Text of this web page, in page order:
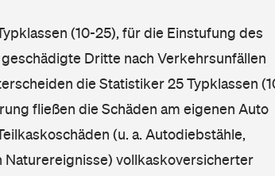
(10-25), für die Einstufung des
Dritte nach Verkehrsunfällen
die Statistiker 25 Typklassen
fließen die Schäden am eigenen Auto
(u. a. Autodiebstähle,
Naturereignisse) vollkaskoversicherter